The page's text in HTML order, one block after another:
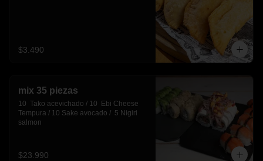
$3.490
mix 35 piezas
10  Tako acevichado / 10  Ebi Cheese
Tempura / 10 Sake avocado /  5 Nigiri
salmon
$23.990